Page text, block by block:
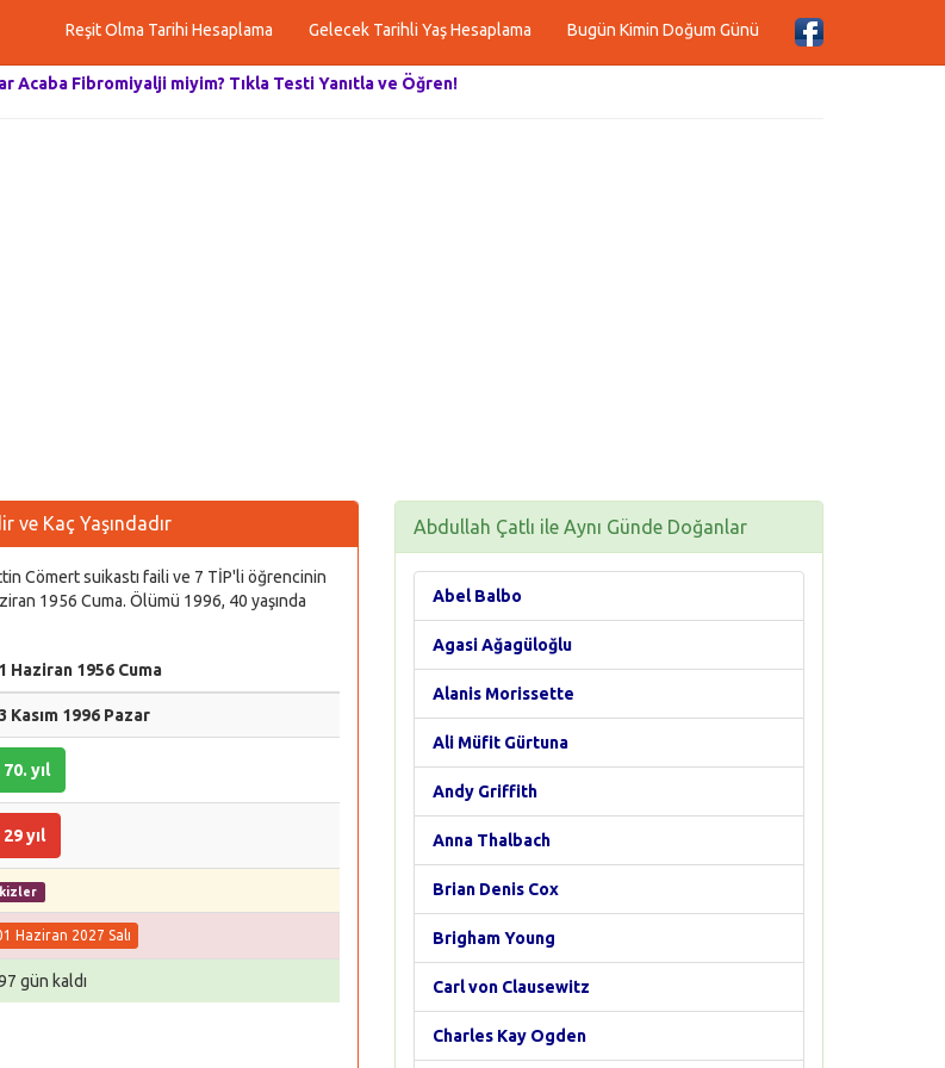
Reşit Olma Tarihi Hesaplama Gelecek Tarihli Yaş Hesaplama Bugün Kimin Doğum Günü
Acaba Fibromiyalji miyim? Tıkla Testi Yanıtla ve Öğren!
ve Kaç Yaşındadır
Cömert suikastı faili ve 7 TİP'li öğrencinin
1956 Cuma. Ölümü 1996, 40 yaşında
Haziran 1956 Cuma
Kasım 1996 Pazar
70. yıl
29 yıl
Haziran 2027 Salı
gün kaldı
Abdullah Çatlı ile Aynı Günde Doğanlar
Abel Balbo
Agasi Ağagüloğlu
Alanis Morissette
Ali Müfit Gürtuna
Andy Griffith
Anna Thalbach
Brian Denis Cox
Brigham Young
Carl von Clausewitz
Charles Kay Ogden